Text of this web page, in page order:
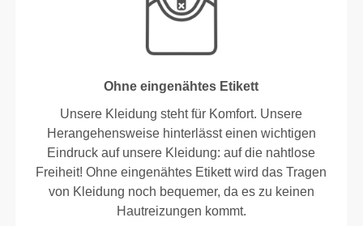
Ohne eingenähtes Etikett
Unsere Kleidung steht für Komfort. Unsere
Herangehensweise hinterlässt einen wichtigen
Eindruck auf unsere Kleidung: auf die nahtlose
Freiheit! Ohne eingenähtes Etikett wird das Tragen
von Kleidung noch bequemer, da es zu keinen
Hautreizungen kommt.